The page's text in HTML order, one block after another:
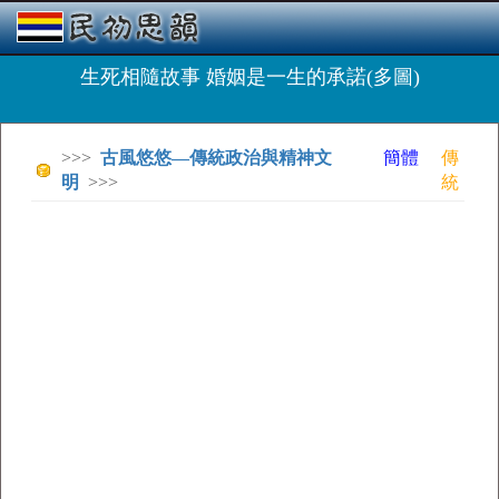
生死相隨故事 婚姻是一生的承諾(多圖)
>>> 古風悠悠—傳統政治與精神文
明
>>>
簡體
傳
統